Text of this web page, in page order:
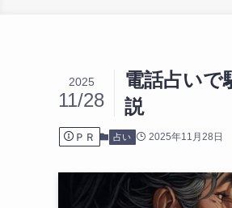
電話占いで
説
2025
11/28
ＰＲ 占い 2025年11月28日